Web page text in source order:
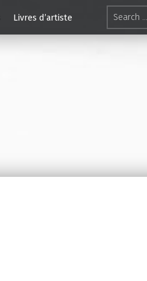
Search for:
Livres d’artiste